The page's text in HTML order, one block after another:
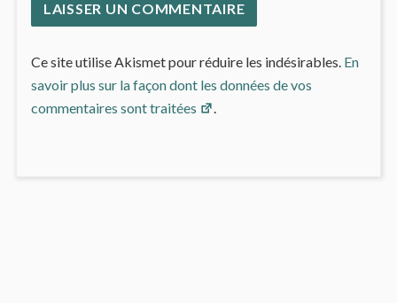
Ce site utilise Akismet pour réduire les indésirables. En
savoir plus sur la façon dont les données de vos
commentaires sont traitées